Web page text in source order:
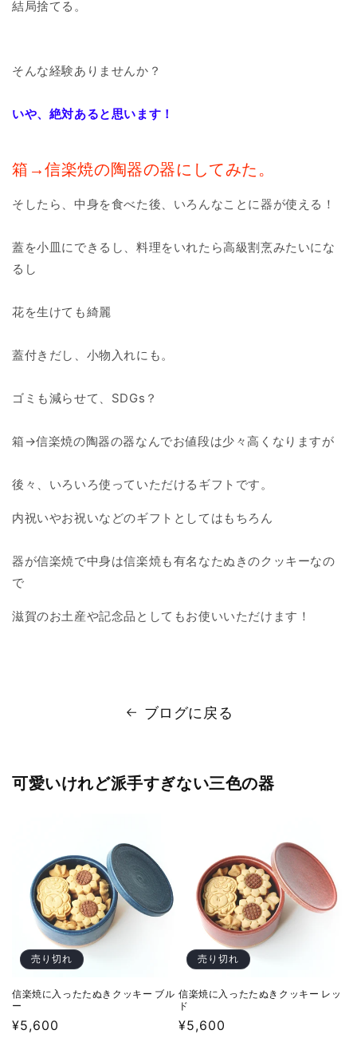
結局捨てる。
そんな経験ありませんか？
いや、絶対あると思います！
箱→信楽焼の陶器の器にしてみた。
そしたら、中身を食べた後、いろんなことに器が使える！
蓋を小皿にできるし、料理をいれたら高級割烹みたいにな
るし
花を生けても綺麗
蓋付きだし、小物入れにも。
ゴミも減らせて、SDGs？
箱→信楽焼の陶器の器なんでお値段は少々高くなりますが
後々、いろいろ使っていただけるギフトです。
内祝いやお祝いなどのギフトとしてはもちろん
器が信楽焼で中身は信楽焼も有名なたぬきのクッキーなの
で
滋賀のお土産や記念品としてもお使いいただけます！
ブログに戻る
可愛いけれど派手すぎない三色の器
売り切れ
信楽焼に入ったたぬきクッキー ブル
ー
通
¥5,600
売り切れ
信楽焼に入ったたぬきクッキー レッ
ド
通
¥5,600